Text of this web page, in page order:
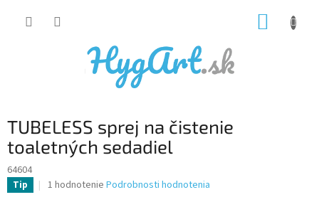
TUBELESS sprej na čistenie
toaletných sedadiel
64604
Tip
Priemerné
1 hodnotenie Podrobnosti hodnotenia